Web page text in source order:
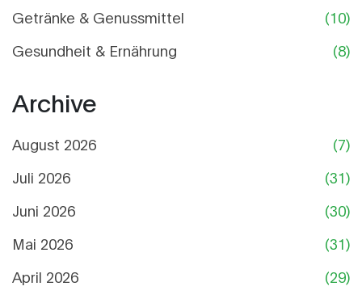
Getränke & Genussmittel
(10)
Gesundheit & Ernährung
(8)
Archive
August 2026
(7)
Juli 2026
(31)
Juni 2026
(30)
Mai 2026
(31)
April 2026
(29)